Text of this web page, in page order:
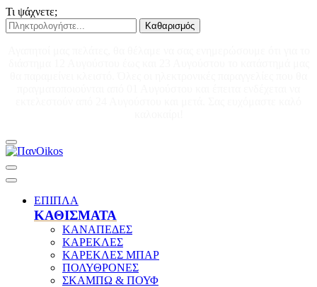
Τι ψάχνετε;
Καθαρισμός
ΕΠΙΠΛΑ
ΚΑΘΙΣΜΑΤΑ
ΚΑΝΑΠΕΔΕΣ
ΚΑΡΕΚΛΕΣ
ΚΑΡΕΚΛΕΣ ΜΠΑΡ
ΠΟΛΥΘΡΟΝΕΣ
ΣΚΑΜΠΩ & ΠΟΥΦ